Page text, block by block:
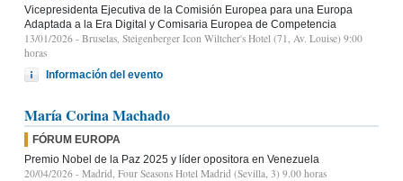
Vicepresidenta Ejecutiva de la Comisión Europea para una Europa
Adaptada a la Era Digital y Comisaria Europea de Competencia
13/01/2026 - Bruselas, Steigenberger Icon Wiltcher's Hotel (71, Av. Louise) 9:00
horas
Información del evento
María Corina Machado
FÓRUM EUROPA
Premio Nobel de la Paz 2025 y líder opositora en Venezuela
20/04/2026 - Madrid, Four Seasons Hotel Madrid (Sevilla, 3) 9.00 horas